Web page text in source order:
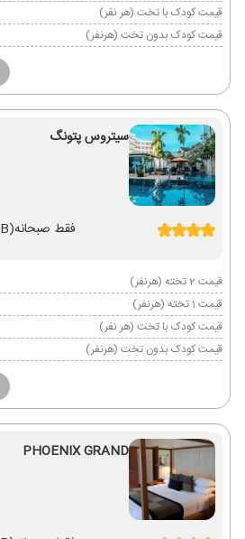
قیمت کودک با تخت (هر نفر)
قیمت کودک بدون تخت (هرنفر)
سیتروس پتونگ
فقط صبحانه(BB)
قیمت 2 تخته (هرنفر)
قیمت 1 تخته (هرنفر)
قیمت کودک با تخت (هر نفر)
قیمت کودک بدون تخت (هرنفر)
PHOENIX GRAND